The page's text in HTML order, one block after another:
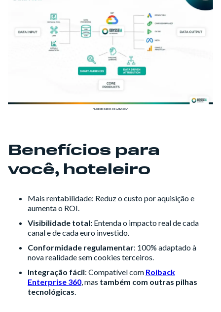
Fluxo de dados do OdysseIA
Benefícios para
você, hoteleiro
Mais rentabilidade: Reduz o custo por aquisição e
aumenta o ROI.
Visibilidade total: Entenda o impacto real de cada
canal e de cada euro investido.
Conformidade regulamentar: 100% adaptado à
nova realidade sem cookies terceiros.
Integração fácil: Compatível com Roiback
Enterprise 360, mas também com outras pilhas
tecnológicas.